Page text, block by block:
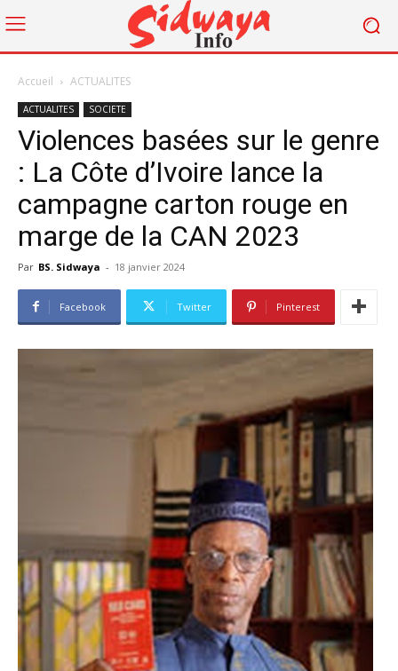
Accueil ACTUALITES
ACTUALITES SOCIETE
Violences basées sur le genre
: La Côte d’Ivoire lance la
campagne carton rouge en
marge de la CAN 2023
Par BS. Sidwaya - 18 janvier 2024
Facebook Twitter Pinterest